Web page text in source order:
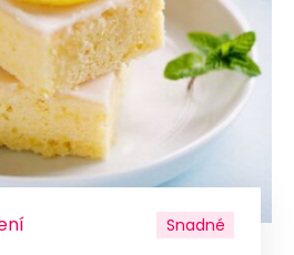
Snadné